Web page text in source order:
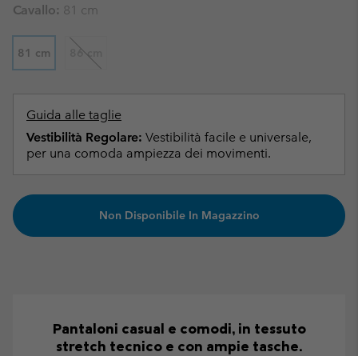
Cavallo: 81 cm
81 cm 86 cm
Guida alle taglie
Vestibilità Regolare: Vestibilità facile e universale,
per una comoda ampiezza dei movimenti.
Non Disponibile In Magazzino
Pantaloni casual e comodi, in tessuto
stretch tecnico e con ampie tasche.